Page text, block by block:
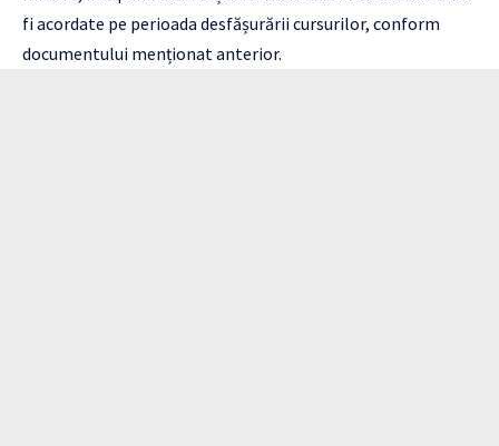
fi acordate pe perioada desfășurării cursurilor, conform
documentului menționat anterior.